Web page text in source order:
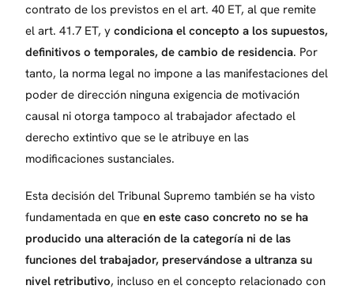
contrato de los previstos en el art. 40 ET, al que remite
el art. 41.7 ET, ycondiciona el concepto a los supuestos,
definitivos o temporales, de cambio de residencia. Por
tanto, la norma legal no impone a las manifestaciones del
poder de dirección ninguna exigencia de motivación
causal ni otorga tampoco al trabajador afectado el
derecho extintivo que se le atribuye en las
modificaciones sustanciales.
Esta decisión del Tribunal Supremo también se ha visto
fundamentada en queen este caso concreto no se ha
producido una alteración de la categoría ni de las
funciones del trabajador, preservándose a ultranza su
nivel retributivo, incluso en el concepto relacionado con